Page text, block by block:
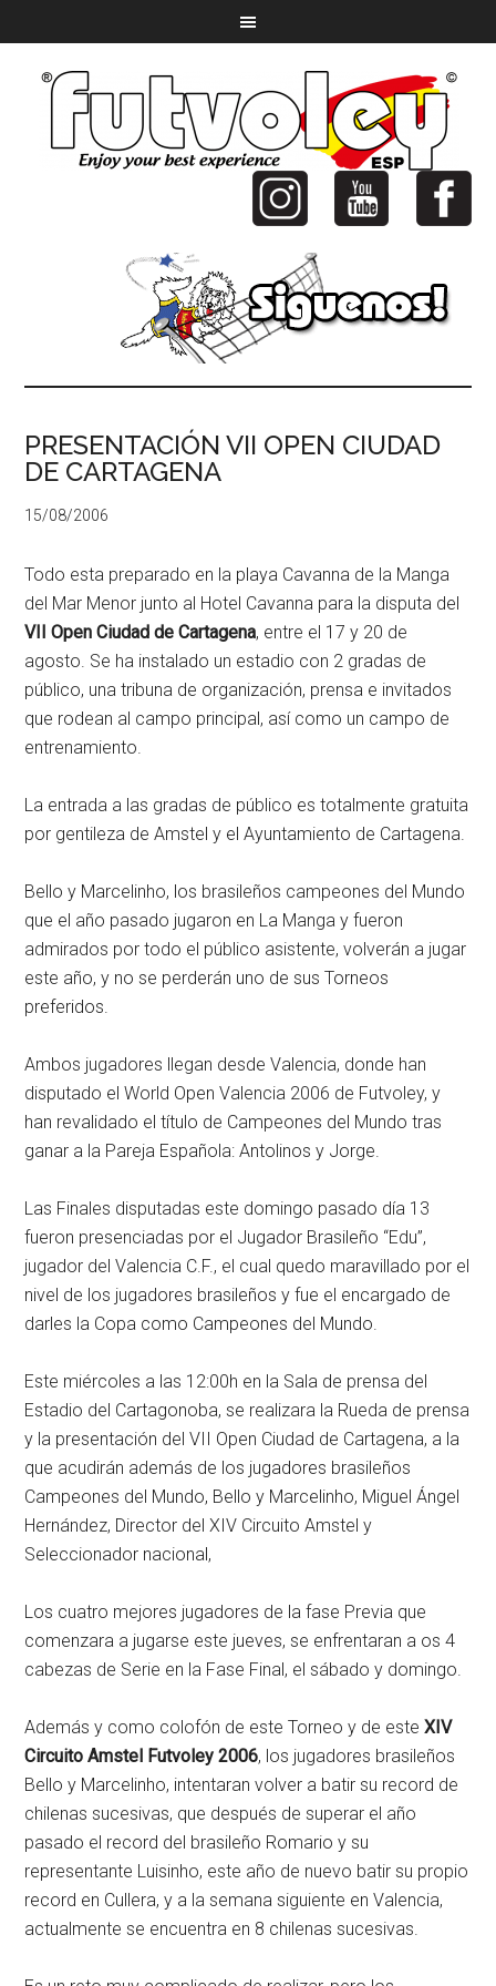
PRESENTACIÓN VII OPEN CIUDAD
DE CARTAGENA
15/08/2006
Todo esta preparado en la playa Cavanna de la Manga
del Mar Menor junto al Hotel Cavanna para la disputa del
VII Open Ciudad de Cartagena, entre el 17 y 20 de
agosto. Se ha instalado un estadio con 2 gradas de
público, una tribuna de organización, prensa e invitados
que rodean al campo principal, así como un campo de
entrenamiento.
La entrada a las gradas de público es totalmente gratuita
por gentileza de Amstel y el Ayuntamiento de Cartagena.
Bello y Marcelinho, los brasileños campeones del Mundo
que el año pasado jugaron en La Manga y fueron
admirados por todo el público asistente, volverán a jugar
este año, y no se perderán uno de sus Torneos
preferidos.
Ambos jugadores llegan desde Valencia, donde han
disputado el World Open Valencia 2006 de Futvoley, y
han revalidado el título de Campeones del Mundo tras
ganar a la Pareja Española: Antolinos y Jorge.
Las Finales disputadas este domingo pasado día 13
fueron presenciadas por el Jugador Brasileño “Edu”,
jugador del Valencia C.F., el cual quedo maravillado por el
nivel de los jugadores brasileños y fue el encargado de
darles la Copa como Campeones del Mundo.
Este miércoles a las 12:00h en la Sala de prensa del
Estadio del Cartagonoba, se realizara la Rueda de prensa
y la presentación del VII Open Ciudad de Cartagena, a la
que acudirán además de los jugadores brasileños
Campeones del Mundo, Bello y Marcelinho, Miguel Ángel
Hernández, Director del XIV Circuito Amstel y
Seleccionador nacional,
Los cuatro mejores jugadores de la fase Previa que
comenzara a jugarse este jueves, se enfrentaran a os 4
cabezas de Serie en la Fase Final, el sábado y domingo.
Además y como colofón de este Torneo y de esteXIV
Circuito Amstel Futvoley 2006, los jugadores brasileños
Bello y Marcelinho, intentaran volver a batir su record de
chilenas sucesivas, que después de superar el año
pasado el record del brasileño Romario y su
representante Luisinho, este año de nuevo batir su propio
record en Cullera, y a la semana siguiente en Valencia,
actualmente se encuentra en 8 chilenas sucesivas.